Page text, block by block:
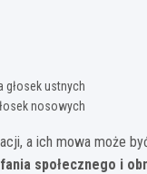
ustnych
nosowych
a ich mowa może
społecznego i